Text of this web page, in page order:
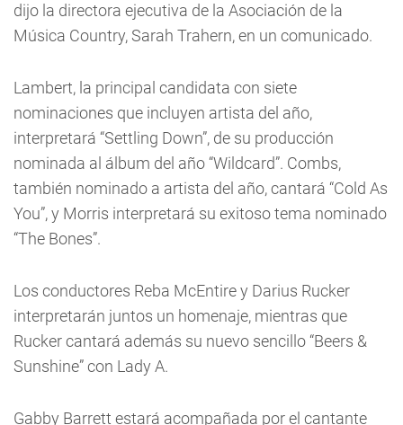
dijo la directora ejecutiva de la Asociación de la
Música Country, Sarah Trahern, en un comunicado.
Lambert, la principal candidata con siete
nominaciones que incluyen artista del año,
interpretará “Settling Down”, de su producción
nominada al álbum del año “Wildcard”. Combs,
también nominado a artista del año, cantará “Cold As
You”, y Morris interpretará su exitoso tema nominado
“The Bones”.
Los conductores Reba McEntire y Darius Rucker
interpretarán juntos un homenaje, mientras que
Rucker cantará además su nuevo sencillo “Beers &
Sunshine” con Lady A.
Gabby Barrett estará acompañada por el cantante